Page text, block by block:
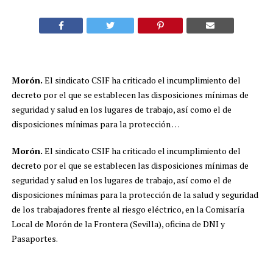
Morón. El sindicato CSIF ha criticado el incumplimiento del
decreto por el que se establecen las disposiciones mínimas de
seguridad y salud en los lugares de trabajo, así como el de
disposiciones mínimas para la protección …
Morón. El sindicato CSIF ha criticado el incumplimiento del
decreto por el que se establecen las disposiciones mínimas de
seguridad y salud en los lugares de trabajo, así como el de
disposiciones mínimas para la protección de la salud y seguridad
de los trabajadores frente al riesgo eléctrico, en la Comisaría
Local de Morón de la Frontera (Sevilla), oficina de DNI y
Pasaportes.